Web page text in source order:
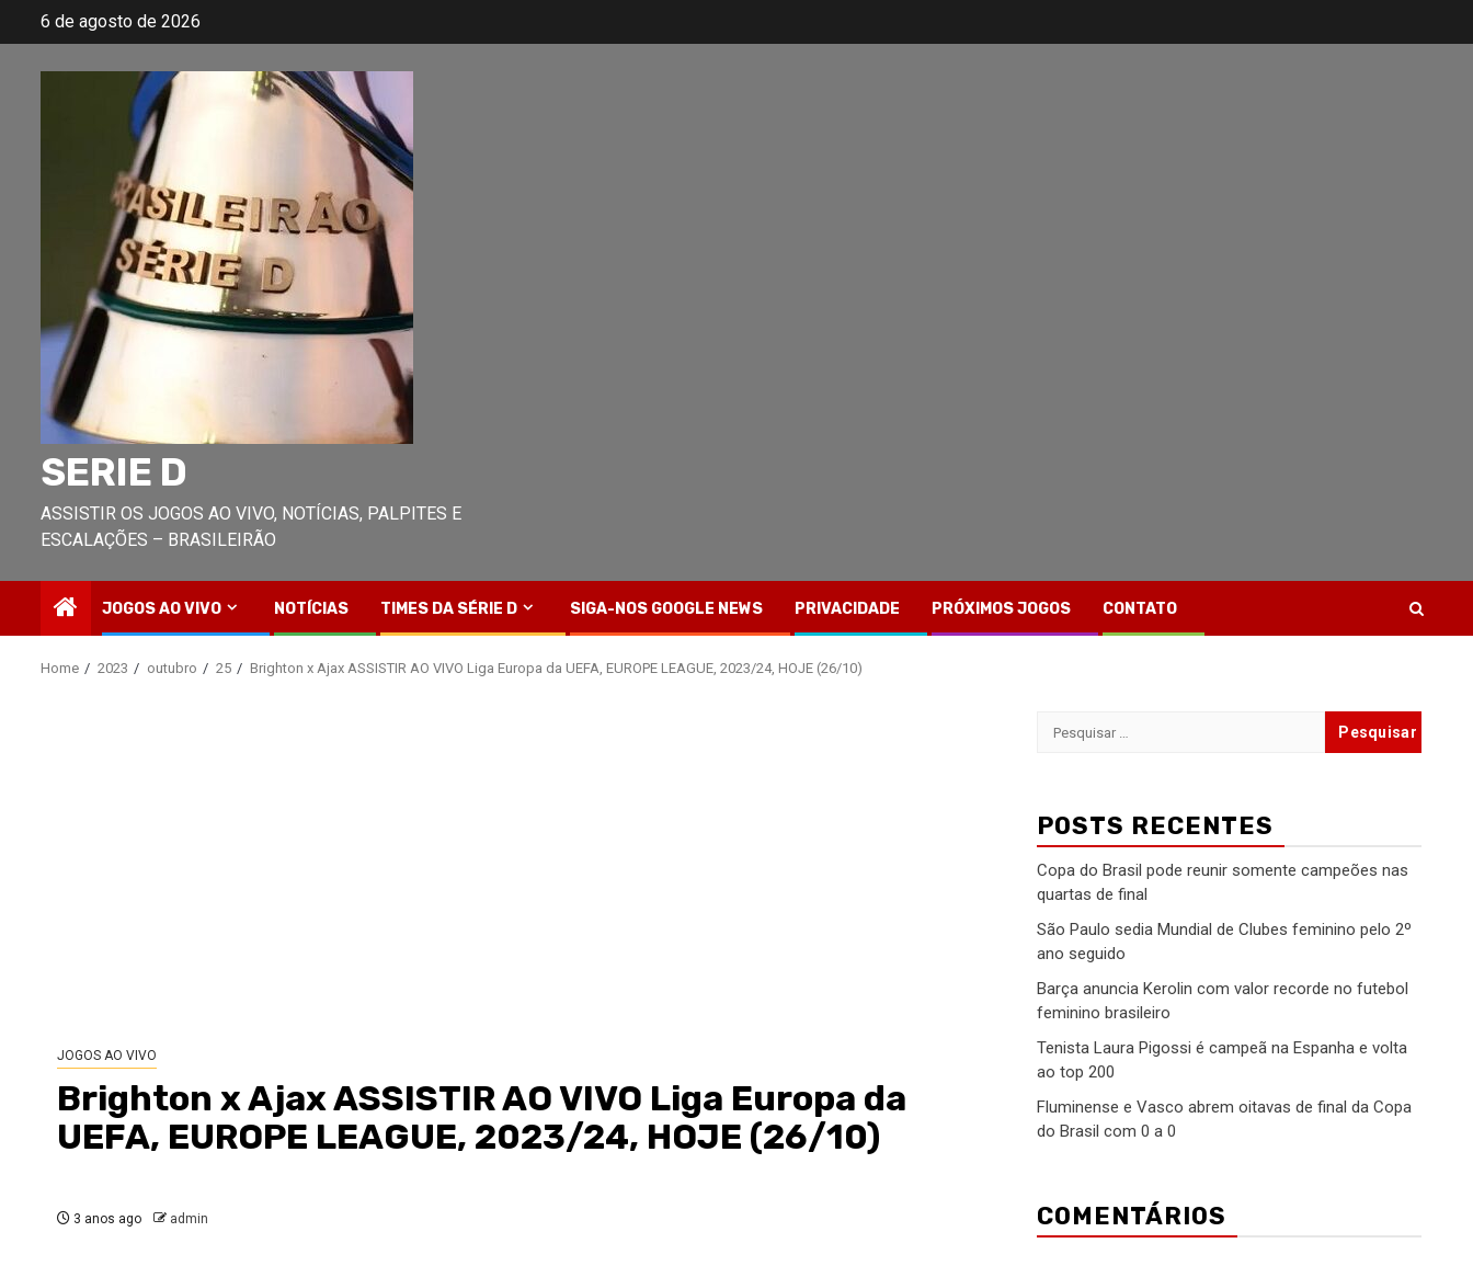
6 de agosto de 2026
SERIE D
ASSISTIR OS JOGOS AO VIVO, NOTÍCIAS, PALPITES E
ESCALAÇÕES – BRASILEIRÃO
JOGOS AO VIVO NOTÍCIAS TIMES DA SÉRIE D SIGA-NOS GOOGLE NEWS PRIVACIDADE PRÓXIMOS JOGOS CONTATO
Home 2023 outubro 25 Brighton x Ajax ASSISTIR AO VIVO Liga Europa da UEFA, EUROPE LEAGUE, 2023/24, HOJE (26/10)
JOGOS AO VIVO
Brighton x Ajax ASSISTIR AO VIVO Liga Europa da
UEFA, EUROPE LEAGUE, 2023/24, HOJE (26/10)
3 anos ago admin
Pesquisar
POSTS RECENTES
Copa do Brasil pode reunir somente campeões nas
quartas de final
São Paulo sedia Mundial de Clubes feminino pelo 2º
ano seguido
Barça anuncia Kerolin com valor recorde no futebol
feminino brasileiro
Tenista Laura Pigossi é campeã na Espanha e volta
ao top 200
Fluminense e Vasco abrem oitavas de final da Copa
do Brasil com 0 a 0
COMENTÁRIOS